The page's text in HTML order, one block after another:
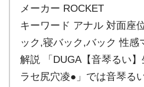
メーカー ROCKET
キーワード アナル 対面座
ック,寝バック,バック 性感
解説 「DUGA【音琴るい
ラセ尻穴凌●」では音琴る